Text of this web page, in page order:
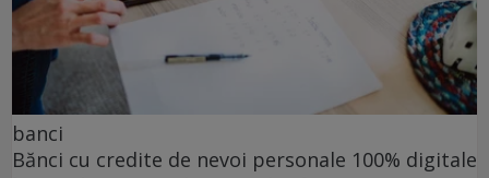
banci
Bănci cu credite de nevoi personale 100% digitale